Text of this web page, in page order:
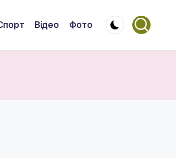
Відео Фото